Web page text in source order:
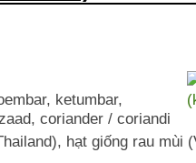
ketumbar,
coriander / coriandi
hạt giống rau mùi